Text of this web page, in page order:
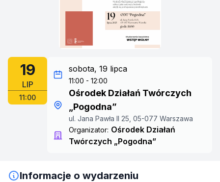
19
LIP
11:00
sobota, 19 lipca
11:00 - 12:00
Ośrodek Działań Twórczych
„Pogodna”
ul. Jana Pawła II 25, 05-077 Warszawa
Organizator: Ośrodek Działań
Twórczych „Pogodna”
Informacje o wydarzeniu